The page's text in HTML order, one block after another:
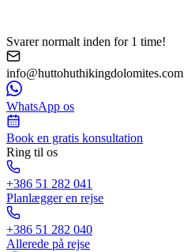
Svarer normalt inden for 1 time!
info@huttohuthikingdolomites.com
WhatsApp os
Book en gratis konsultation
Ring til os
+386 51 282 041
Planlægger en rejse
+386 51 282 040
Allerede på rejse